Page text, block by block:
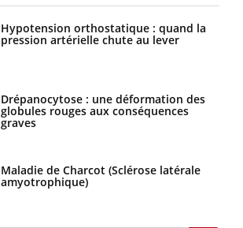
Hypotension orthostatique : quand la
pression artérielle chute au lever
Drépanocytose : une déformation des
globules rouges aux conséquences
graves
Maladie de Charcot (Sclérose latérale
amyotrophique)